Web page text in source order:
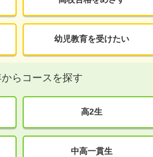
幼児教育を受けたい
らコースを探す
高2生
中高一貫生